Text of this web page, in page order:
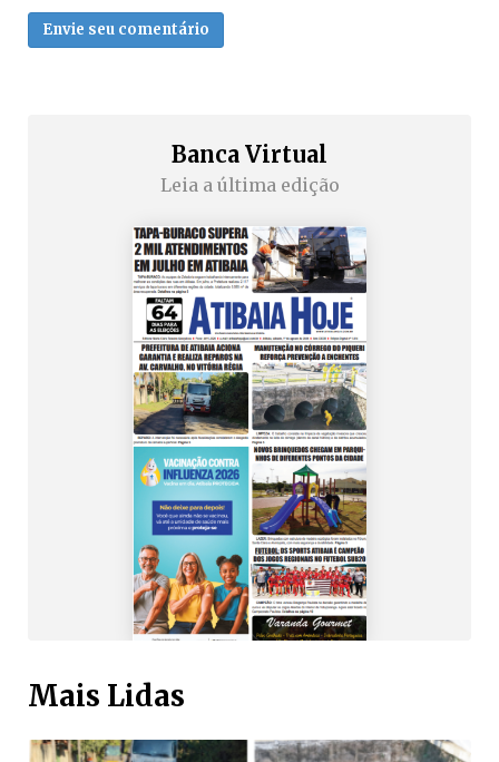
Envie seu comentário
Banca Virtual
Leia a última edição
Mais Lidas